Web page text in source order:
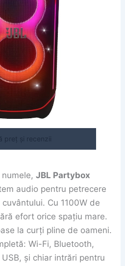
preț și recenzii
numele,JBL Partybox
audio pentru petrecere
Cu 1100W de
efort orice spațiu mare.
la curți pline de oameni.
Wi-Fi, Bluetooth,
și chiar intrări pentru